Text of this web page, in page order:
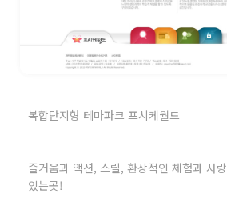
복합단지형 테마파크 프시케월드
즐거움과 액션, 스릴, 환상적인 체험과 사
있는곳!